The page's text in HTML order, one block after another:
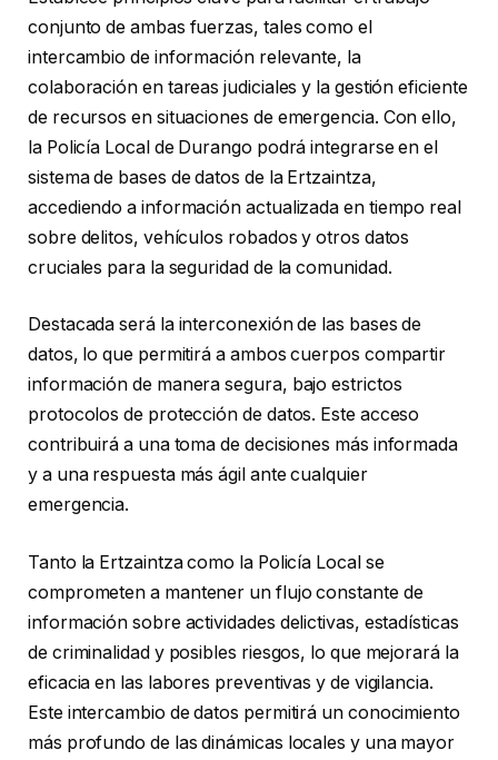
conjunto de ambas fuerzas, tales como el
intercambio de información relevante, la
colaboración en tareas judiciales y la gestión eficiente
de recursos en situaciones de emergencia. Con ello,
la Policía Local de Durango podrá integrarse en el
sistema de bases de datos de la Ertzaintza,
accediendo a información actualizada en tiempo real
sobre delitos, vehículos robados y otros datos
cruciales para la seguridad de la comunidad.
Destacada será la interconexión de las bases de
datos, lo que permitirá a ambos cuerpos compartir
información de manera segura, bajo estrictos
protocolos de protección de datos. Este acceso
contribuirá a una toma de decisiones más informada
y a una respuesta más ágil ante cualquier
emergencia.
Tanto la Ertzaintza como la Policía Local se
comprometen a mantener un flujo constante de
información sobre actividades delictivas, estadísticas
de criminalidad y posibles riesgos, lo que mejorará la
eficacia en las labores preventivas y de vigilancia.
Este intercambio de datos permitirá un conocimiento
más profundo de las dinámicas locales y una mayor